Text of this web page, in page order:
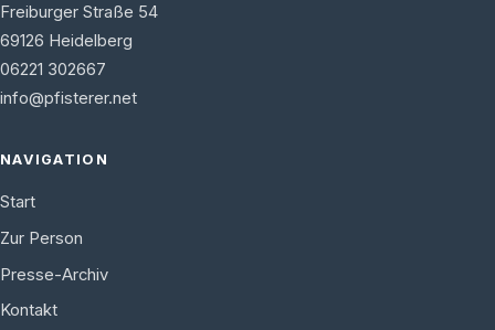
Freiburger Straße 54
69126 Heidelberg
06221 302667
info@pfisterer.net
NAVIGATION
Start
Zur Person
Presse-Archiv
Kontakt